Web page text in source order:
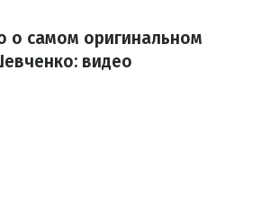
о самом оригинальном
видео